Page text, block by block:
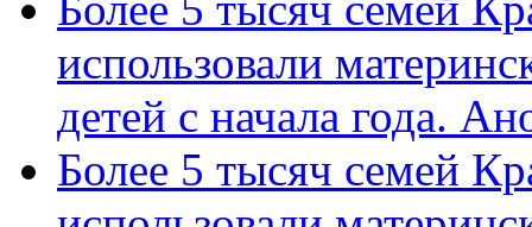
использовали
детей с начала года.
Более 5 тысяч семей